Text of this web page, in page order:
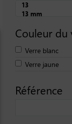
Couleur du
Verre blanc
Verre jaune
Référence